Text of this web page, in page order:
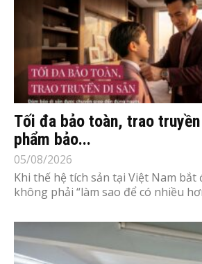
Tối đa bảo toàn, trao
phẩm bảo...
05/08/2026
Khi thế hệ tích sản tại Việt Nam bắt
không phải “làm sao để có nhiều